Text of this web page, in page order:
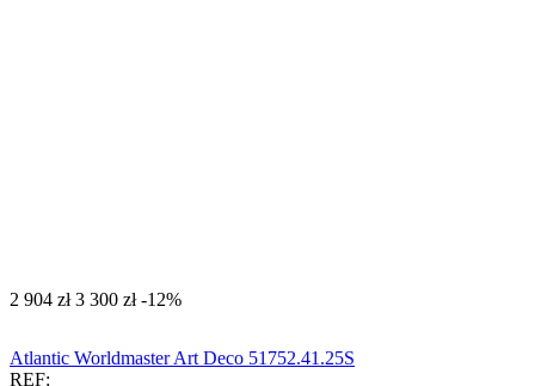
‍2 904‍ zł ‍3 300‍ zł -12%
Atlantic Worldmaster Art Deco 51752.41.25S
REF: